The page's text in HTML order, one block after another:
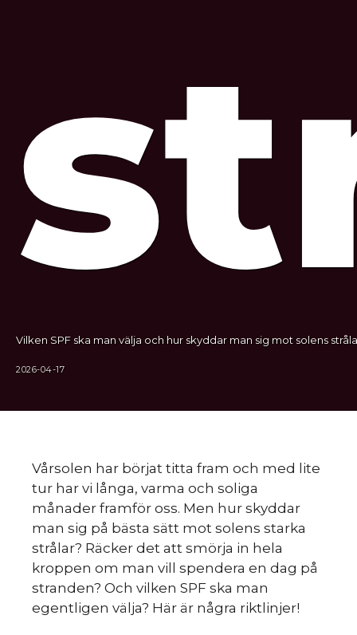
Vilken SPF ska man välja och hur skyddar man sig mot solens
2026-04-17
Vårsolen har börjat titta fram och med lite
tur har vi långa, varma och soliga
månader framför oss. Men hur skyddar
man sig på bästa sätt mot solens starka
strålar? Räcker det att smörja in hela
kroppen om man vill spendera en dag på
stranden? Och vilken SPF ska man
egentligen välja? Här är några riktlinjer!